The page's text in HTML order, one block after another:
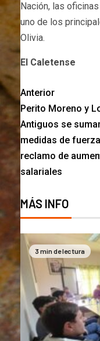
Nación, las
uno de los
Olivia.
El Caletense
Anterior
Perito Moreno y
Antiguos se
medidas de
reclamo de
salariales
MÁS INFO
3 min de lectura